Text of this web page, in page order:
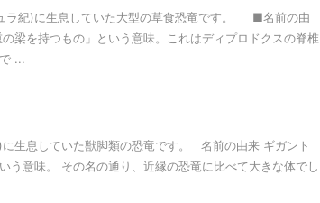
ラ紀)に生息していた大型の草食恐竜です。 ■名前の由
梁を持つもの」という意味。これはディプロドクスの脊椎
...
生息していた獣脚類の恐竜です。 名前の由来 ギガント
う意味。 その名の通り、近縁の恐竜に比べて大きな体でし